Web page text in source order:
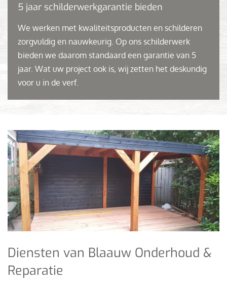
5 jaar schilderwerkgarantie bieden
We werken met kwaliteitsproducten en schilderen
zorgvuldig en nauwkeurig. Op ons schilderwerk
bieden we daarom standaard een garantie van 5
jaar. Wat uw project ook is, wij zetten het deskundig
voor u in de verf.
Diensten van Blaauw Onderhoud &
Reparatie